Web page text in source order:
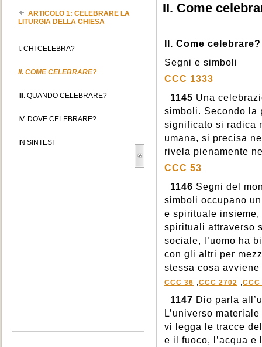
ARTICOLO 1: CELEBRARE LA
LITURGIA DELLA CHIESA
I. CHI CELEBRA?
II. COME CELEBRARE?
III. QUANDO CELEBRARE?
IV. DOVE CELEBRARE?
IN SINTESI
II. Come
II. Come celebrare?
Segni e simboli
CCC 1333
1145 Una
simboli. Secondo la
significato si radica
umana, si precisa
rivela pienamente
CCC 53
1146 Segni del
simboli occupano
e spirituale insieme,
spirituali attraverso
sociale, l’uomo ha
con gli altri per
stessa cosa
CCC 36 ,CCC 2702 ,
1147 Dio parla
L’universo
vi legga le tracce
e il fuoco, l’acqua e